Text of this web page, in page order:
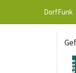
DorfFunk